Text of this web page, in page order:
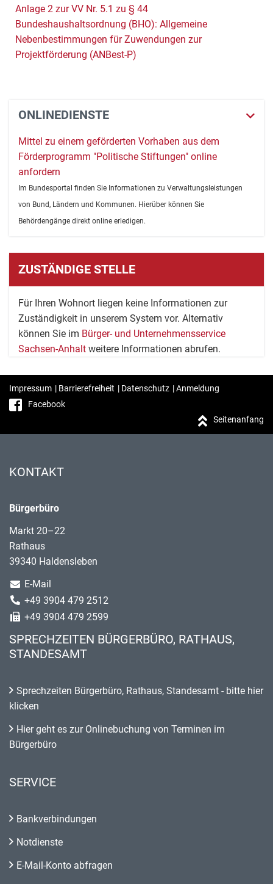
Anlage 2 zur VV Nr. 5.1 zu § 44
Bundeshaushaltsordnung (BHO): Allgemeine
Nebenbestimmungen für Zuwendungen zur
Projektförderung (ANBest-P)
ONLINEDIENSTE
Mittel zu einem geförderten Vorhaben aus dem
Förderprogramm "Politische Stiftungen" online
anfordern
Im Bundesportal finden Sie Informationen zu Verwaltungsleistungen
von Bund, Ländern und Kommunen. Hierüber können Sie
Behördengänge direkt online erledigen.
ZUSTÄNDIGE STELLE
Für Ihren Wohnort liegen keine Informationen zur
Zuständigkeit in unserem System vor. Alternativ
können Sie im Bürger- und Unternehmensservice
Sachsen-Anhalt weitere Informationen abrufen.
Impressum | Barrierefreiheit | Datenschutz |Anmeldung
Facebook
Seitenanfang
KONTAKT
Bürgerbüro
Markt 20–22
Rathaus
39340 Haldensleben
E-Mail
+49 3904 479 2512
+49 3904 479 2599
SPRECHZEITEN BÜRGERBÜRO, RATHAUS,
STANDESAMT
Sprechzeiten Bürgerbüro, Rathaus, Standesamt - bitte hier
klicken
Hier geht es zur Onlinebuchung von Terminen im
Bürgerbüro
SERVICE
Bankverbindungen
Notdienste
E-Mail-Konto abfragen